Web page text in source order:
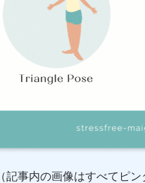
（記事内の画像はすべてピン